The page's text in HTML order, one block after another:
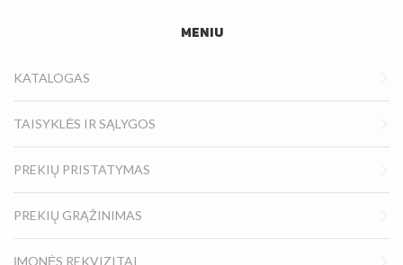
MENIU
KATALOGAS
TAISYKLĖS IR SĄLYGOS
PREKIŲ PRISTATYMAS
PREKIŲ GRĄŽINIMAS
ĮMONĖS REKVIZITAI